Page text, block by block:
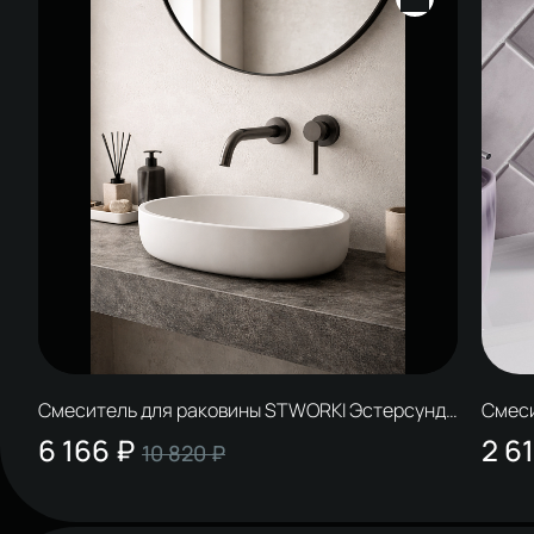
Смеситель для раковины STWORKI Эстерсунд
S31040GB С ВНУТРЕННЕЙ ЧАСТЬЮ, вороненая
сталь
6 166 ₽ 10 820 ₽ 2